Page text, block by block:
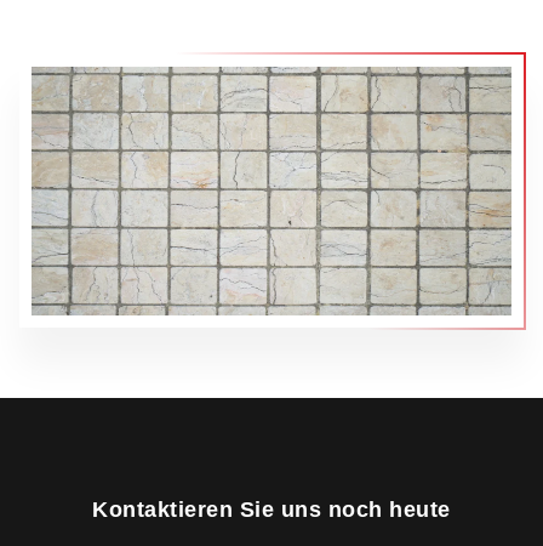
Kontaktieren Sie uns noch heute